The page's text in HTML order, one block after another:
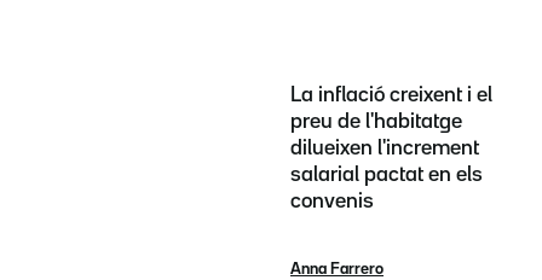
La inflació creixent i el
preu de l'habitatge
dilueixen l'increment
salarial pactat en els
convenis
Anna Farrero